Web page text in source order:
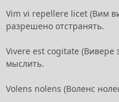
Vim vi repellere licet (Вим
разрешено отстранять.
Vivere est cogitate (Вивере
мыслить.
Volens nolens (Воленс